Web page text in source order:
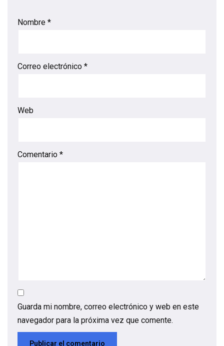
Nombre *
Correo electrónico *
Web
Comentario *
Guarda mi nombre, correo electrónico y web en este
navegador para la próxima vez que comente.